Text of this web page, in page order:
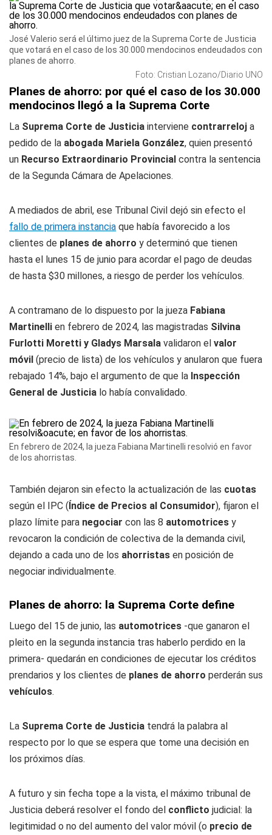
José Valerio será el último juez de la Suprema Corte de Justicia
que votará en el caso de los 30.000 mendocinos endeudados con
planes de ahorro.
Foto: Cristian Lozano/Diario UNO
Planes de ahorro: por qué el caso de los 30.000
mendocinos llegó a la Suprema Corte
La Suprema Corte de Justicia interviene contrarreloj a
pedido de la abogada Mariela González, quien presentó
un Recurso Extraordinario Provincial contra la sentencia
de la Segunda Cámara de Apelaciones.
A mediados de abril, ese Tribunal Civil dejó sin efecto el
fallo de primera instancia que había favorecido a los
clientes de planes de ahorro y determinó que tienen
hasta el lunes 15 de junio para acordar el pago de deudas
de hasta $30 millones, a riesgo de perder los vehículos.
A contramano de lo dispuesto por la jueza Fabiana
Martinelli en febrero de 2024, las magistradas Silvina
Furlotti Moretti y Gladys Marsala validaron el valor
móvil (precio de lista) de los vehículos y anularon que fuera
rebajado 14%, bajo el argumento de que la Inspección
General de Justicia lo había convalidado.
En febrero de 2024, la jueza Fabiana Martinelli resolvió en favor
de los ahorristas.
También dejaron sin efecto la actualización de las cuotas
según el IPC (Índice de Precios al Consumidor), fijaron el
plazo límite para negociar con las 8 automotrices y
revocaron la condición de colectiva de la demanda civil,
dejando a cada uno de los ahorristas en posición de
negociar individualmente.
Planes de ahorro: la Suprema Corte define
Luego del 15 de junio, las automotrices -que ganaron el
pleito en la segunda instancia tras haberlo perdido en la
primera- quedarán en condiciones de ejecutar los créditos
prendarios y los clientes de planes de ahorro perderán sus
vehículos.
La Suprema Corte de Justicia tendrá la palabra al
respecto por lo que se espera que tome una decisión en
los próximos días.
A futuro y sin fecha tope a la vista, el máximo tribunal de
Justicia deberá resolver el fondo del conflicto judicial: la
legitimidad o no del aumento del valor móvil (o precio de